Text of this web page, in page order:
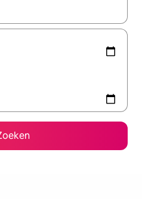
zijn, maak je een keuze